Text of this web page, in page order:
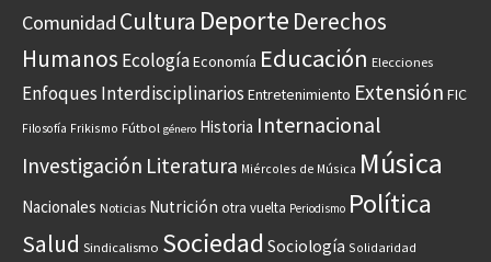
Comunidad Cultura Deporte Derechos
Humanos EcologíaEconomía Educación Elecciones
Enfoques Interdisciplinarios Entretenimiento Extensión FIC
Filosofía Frikismo Fútbol género Historia Internacional
Investigación Literatura Miércoles de Música Música
Nacionales Noticias Nutrición otra vuelta Periodismo Política
Salud Sindicalismo Sociedad Sociología Solidaridad